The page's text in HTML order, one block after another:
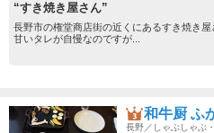
“すき焼き屋さん”
長野市の権堂商店街の近くにあるすき焼き
甘いタレが自慢なのですが...
和牛厨 ふ
長野／しゃぶしゃぶ